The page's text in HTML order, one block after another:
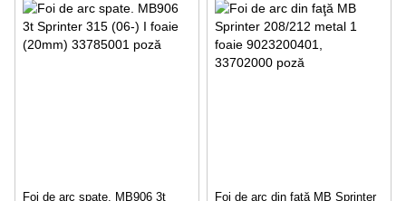
Foi de arc spate. МВ906 3t
Foi de arc din faţă MB Sprinter